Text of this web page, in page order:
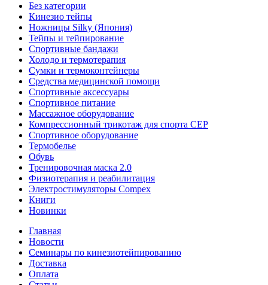
Без категории
Кинезио тейпы
Ножницы Silky (Япония)
Тейпы и тейпирование
Спортивные бандажи
Холодо и термотерапия
Сумки и термоконтейнеры
Средства медицинской помощи
Спортивные аксессуары
Спортивное питание
Массажное оборудование
Компрессионный трикотаж для спорта СЕР
Спортивное оборудование
Термобелье
Обувь
Тренировочная маска 2.0
Физиотерапия и реабилитация
Электростимуляторы Compex
Книги
Новинки
Главная
Новости
Семинары по кинезиотейпированию
Доставка
Оплата